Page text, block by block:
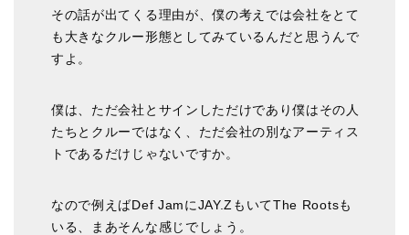
その話が出てくる理由が、僕の考えでは会社をとて
も大きなクルー形態としてみているんだと思うんで
すよ。
僕は、ただ会社とサインしただけであり僕はその人
たちとクルーではなく、ただ会社の別なアーティス
トであるだけじゃないですか。
なので例えばDef JamにJAY.ZもいてThe Rootsも
いる、まあそんな感じでしょう。